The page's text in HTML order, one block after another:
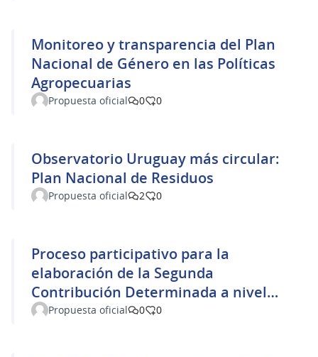
Monitoreo y transparencia del Plan
Nacional de Género en las Políticas
Agropecuarias
Propuesta oficial 0 0
Observatorio Uruguay más circular:
Plan Nacional de Residuos
Propuesta oficial 2 0
Proceso participativo para la
elaboración de la Segunda
Contribución Determinada a nivel
Nacional de Uruguay y su
Propuesta oficial 0 0